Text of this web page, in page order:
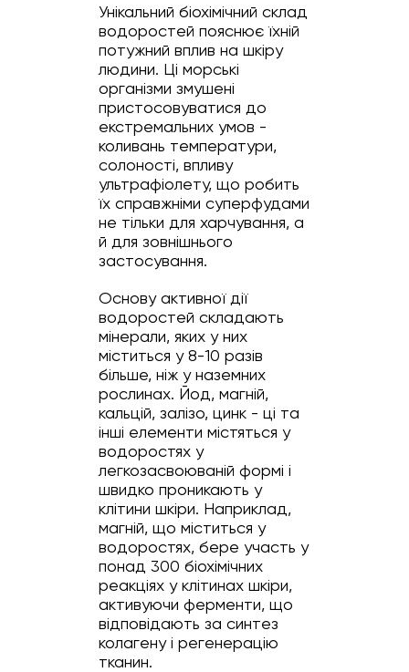
Унікальний біохімічний склад
водоростей пояснює їхній
потужний вплив на шкіру
людини. Ці морські
організми змушені
пристосовуватися до
екстремальних умов -
коливань температури,
солоності, впливу
ультрафіолету, що робить
їх справжніми суперфудами
не тільки для харчування, а
й для зовнішнього
застосування.
Основу активної дії
водоростей складають
мінерали, яких у них
міститься у 8-10 разів
більше, ніж у наземних
рослинах. Йод, магній,
кальцій, залізо, цинк - ці та
інші елементи містяться у
водоростях у
легкозасвоюваній формі і
швидко проникають у
клітини шкіри. Наприклад,
магній, що міститься у
водоростях, бере участь у
понад 300 біохімічних
реакціях у клітинах шкіри,
активуючи ферменти, що
відповідають за синтез
колагену і регенерацію
тканин.